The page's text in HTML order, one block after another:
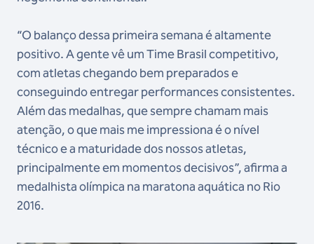
“O balanço dessa primeira semana é altamente
positivo. A gente vê um Time Brasil competitivo,
com atletas chegando bem preparados e
conseguindo entregar performances consistentes.
Além das medalhas, que sempre chamam mais
atenção, o que mais me impressiona é o nível
técnico e a maturidade dos nossos atletas,
principalmente em momentos decisivos”, afirma a
medalhista olímpica na maratona aquática no Rio
2016.